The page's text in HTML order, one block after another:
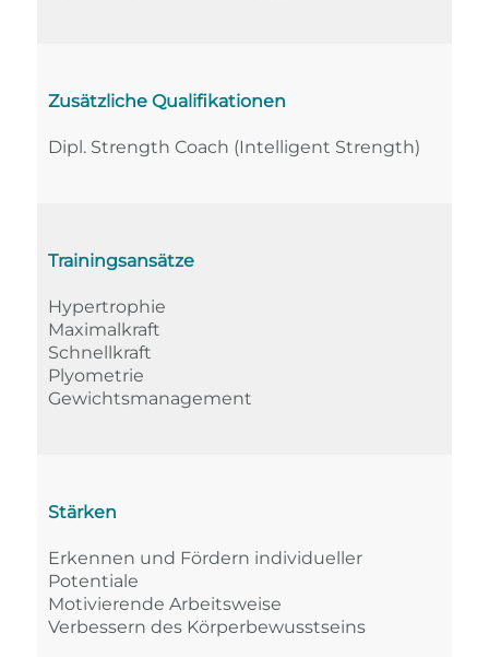
Zusätzliche Qualifikationen
Dipl. Strength Coach (Intelligent Strength)
Trainingsansätze
Hypertrophie
Maximalkraft
Schnellkraft
Plyometrie
Gewichtsmanagement
Stärken
Erkennen und Fördern individueller
Potentiale
Motivierende Arbeitsweise
Verbessern des Körperbewusstseins